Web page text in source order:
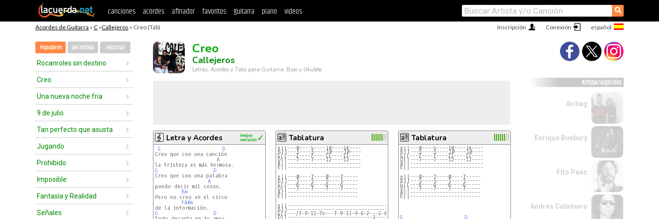
canciones acordes afinador favoritos guitarra piano videos ⚲
Acordes de Guitarra » C »Callejeros » Creo (Tab) Conexión
Inscripción
Populares del Artista Historial
Rocanroles sin destino
Creo
Una nueva noche fria
9 de julio
Tan perfecto que asusta
Jugando
Prohibido
Imposible
Fantasía y Realidad
Señales
Creo
Callejeros
Letras, Acordes y Tabs para Guitarra, Bajo y Ukulele
Letra y Acordes ✓
mejor
versión
G
D
Creo que con una canción
A
G
D
Creo que con una palabra
A
puedo decir mil cosas.
Bm
Pero no creo en el circo
FA#m
G
D
Tablatura
e||---0----5----10----14----
B||---5----5----10----10----
G||---7----7----11----11----
D||---7----7----12----12----
A||-------------------------
E||-------------------------
e||---0----7----0----7-----
B||---5----5----5----5-----
G||---6----6----6----6-----
D||---7----7----7----7-----
A||------------------------
E||------------------------
e||---------------------------------------
B||---------------------------------------
G||---/7-9-11-7v---7-9-11-9-6-2---2-6-----
D||-----------------------------2---------
Tablatura
e||---0----5----10----14----
B||---5----5----10----10----
G||---7----7----11----11----
D||---7----7----12----12----
A||-------------------------
E||-------------------------
e||---0----7----0----7-----
B||---5----5----5----5-----
G||---6----6----6----6-----
D||---7----7----7----7-----
A||------------------------
E||------------------------
G
D
Artistas Sugeridos
Airbag
Enrique Bunbury
Fito Paez
Andrés Calamaro